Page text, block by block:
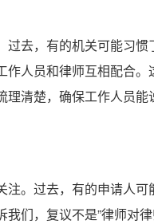
去，有的机关可能习
人员和律师互相配合
清楚，确保工作人员能
。过去，有的申请人可
们，复议不是”律师对